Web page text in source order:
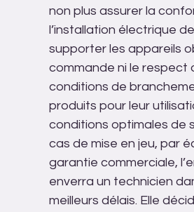
non plus assurer la
l’installation électrique
supporter les appareils
commande ni le respect
conditions de
produits pour leur
conditions optimales de
cas de mise en jeu, par
garantie commerciale,
enverra un technicien
meilleurs délais. Elle